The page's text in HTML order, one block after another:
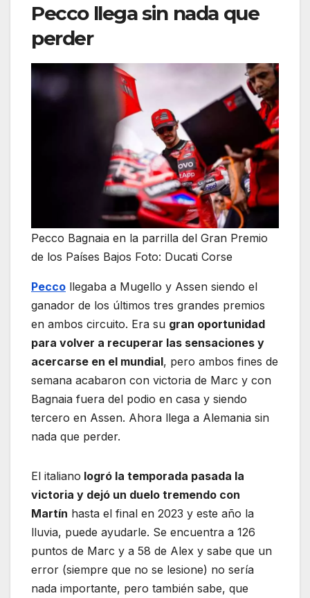
Pecco llega sin nada que
perder
Pecco Bagnaia en la parrilla del Gran Premio
de los Países Bajos Foto: Ducati Corse
Pecco llegaba a Mugello y Assen siendo el
ganador de los últimos tres grandes premios
en ambos circuito. Era su gran oportunidad
para volver a recuperar las sensaciones y
acercarse en el mundial, pero ambos fines de
semana acabaron con victoria de Marc y con
Bagnaia fuera del podio en casa y siendo
tercero en Assen. Ahora llega a Alemania sin
nada que perder.
El italiano logró la temporada pasada la
victoria y dejó un duelo tremendo con
Martín hasta el final en 2023 y este año la
lluvia, puede ayudarle. Se encuentra a 126
puntos de Marc y a 58 de Alex y sabe que un
error (siempre que no se lesione) no sería
nada importante, pero también sabe, que